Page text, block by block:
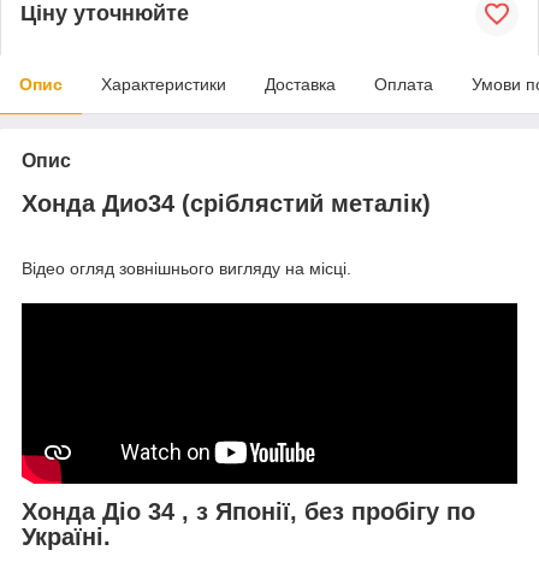
Ціну уточнюйте
Опис Характеристики Доставка Оплата Умови
Опис
Хонда Дио34 (сріблястий металік)
Відео огляд зовнішнього вигляду на місці.
Хонда Діо 34 , з Японії, без пробігу по
Україні.